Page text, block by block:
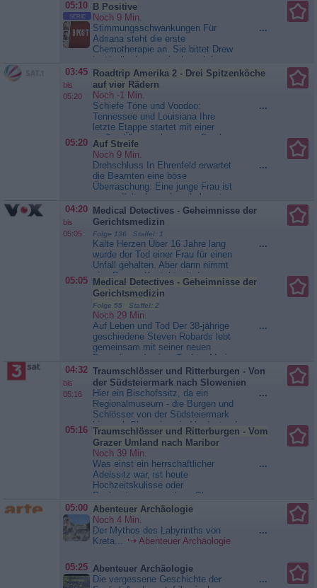
Bett. Am nächsten Tag - gerade
als Drew den Freunden von seinem
neuen Glück erzählen will - erhält
er eine Nachricht von Adriana: Sie
wolle ihn nicht...
B Positive
05:10
SERIE
B Positive
Noch 9 Min.
Stimmungsschwankungen Für
Adriana steht die erste
Chemotherapie an. Sie bittet Drew
inständig darum, sie danach in
Ruhe zu lassen, doch der will sie
aufmuntern und besucht sie.
Adriana reagiert allerdings mit Wut
und setzt ihn gleich wieder vor die
Tür. Derweil ist Eli knapp bei
Kasse. Gina versucht, ihren
Freund zu...
B Positive
...
03:45
bis
05:20
Roadtrip Amerika 2 - Drei Spitzenköche
auf vier Rädern
Noch -1 Min.
Schiefe Töne und Voodoo:
Tennessee und Louisiana Ihre
letzte Etappe startet mit einer
großen Überraschung von Frank:
Er lädt seine Freunde Ali und Alex
in das legendäre Sun Studio in
Memphis ein - hier hat der King of
Rock ‘n‘ Roll persönlich seinen
ersten Song aufgenommen.
Louisiana. Hier lernen die...
Roadtrip Amerika 2 - Drei
Spitzenköche auf vier Rädern
...
05:20 Auf Streife
Noch 9 Min.
Drehschluss In Ehrenfeld erwartet
die Beamten eine böse
Überraschung: Eine junge Frau ist
verzweifelt, denn ein unbekannter
Täter hat ihre Autoscheibe
eingeschlagen. Außerdem wurde
ihr eine Dashcam aus dem Wagen
geklaut. Können die Ermittler den
Schuldigen ausfindig...
Auf
Streife
...
04:20
bis
05:05
Medical Detectives - Geheimnisse der
Gerichtsmedizin
Folge 136 Staffel: 1
Kalte Herzen Über 16 Jahre lang
wurde der Tod einer Frau für einen
Unfall gehalten. Aber dann nimmt
eine Person Kontakt mit der
Polizei auf und behauptet, die Frau
sei ermordet worden. Die
Polizisten bemühen sich nun, die
Untersuchung des Falles möglichst
zügig wiederaufzunehmen. Doch
bevor die Ermittlungen...
Medical Detectives -
...
05:05 Medical Detectives - Geheimnisse der
Gerichtsmedizin
Folge 55 Staffel: 2
Noch 29 Min.
Auf Leben und Tod Der 38-jährige
geschiedene Steven Robards lebt
gemeinsam mit seiner neuen
Freundin und seiner Tochter Marie
in Dallas. Nachdem er an einem
ganz gewöhnlichen Tag im Jahr
1993 zu Abend gegessen hat und
in der Messe war, fühlt er sich
plötzlich nicht gut. Da er Schaum
vor dem Mund hat, alarmiert
seine...
Medical Detectives -
Geheimnisse der Gerichtsmedizin
...
04:32
bis
05:16
Traumschlösser und Ritterburgen - Von
der Südsteiermark nach Slowenien
Hier ein Bischofssitz, da ein
Regionalmuseum - die Burgen und
Schlösser von der Südsteiermark
bis nach Slowenien sind bedeutend
für das kulturelle Selbstverständnis
der Grenzregion. Ein Leben
zwischen historischer
Bewusstseinsbildung und
touristischem Auftrag - die
Schlossbesitzer von der...
Ritterburgen - Von der
Südsteiermark nach Slowenien
...
05:16 Traumschlösser und Ritterburgen - Vom
Grazer Umland nach Maribor
Noch 39 Min.
Was einst ein herrschaftlicher
Adelssitz war, ist heute
Hochzeitskulisse oder
Regionalmuseum - ihren Glanz
haben die Prachtbauten von der
Steiermark bis nach Slowenien bis
heute bewahrt. So standhaft ihre
Mauern sind, so sehr hat sich ihr
Nutzen geändert: Die Schlösser in
Traumschlösser und
Ritterburgen - Vom Grazer Umland
...
05:00 Abenteuer Archäologie
Noch 4 Min.
Der Mythos des Labyrinths von
Kreta...
Abenteuer Archäologie
...
05:25 Abenteuer Archäologie
Die vergessene Geschichte der
...